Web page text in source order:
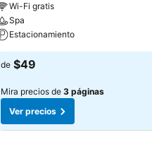
Wi-Fi gratis
Spa
Estacionamiento
de $49
Mira precios de 3 páginas
Ver precios